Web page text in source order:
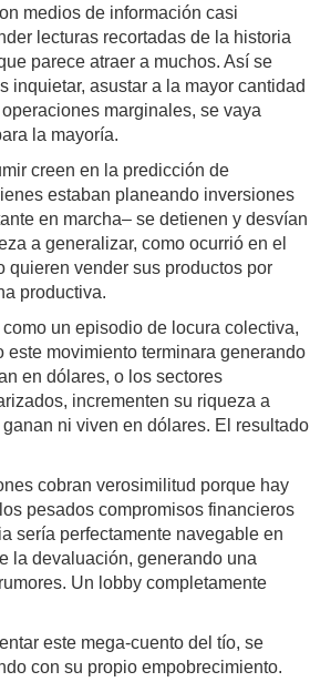
medios de información casi
lecturas recortadas de la historia
parece atraer a muchos. Así se
inquietar, asustar a la mayor cantidad
marginales, se vaya
la mayoría.
creen en la predicción de
estaban planeando inversiones
en marcha– se detienen y desvían
a generalizar, como ocurrió en el
quieren vender sus productos por
productiva.
un episodio de locura colectiva,
movimiento terminara generando
en dólares, o los sectores
incrementen su riqueza a
ni viven en dólares. El resultado
cobran verosimilitud porque hay
pesados compromisos financieros
sería perfectamente navegable en
la devaluación, generando una
Un lobby completamente
este mega-cuento del tío, se
con su propio empobrecimiento.